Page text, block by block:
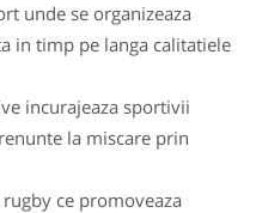
unde se organizeaza
in timp pe langa calitatiele
incurajeaza sportivii
la miscare prin
ce promoveaza